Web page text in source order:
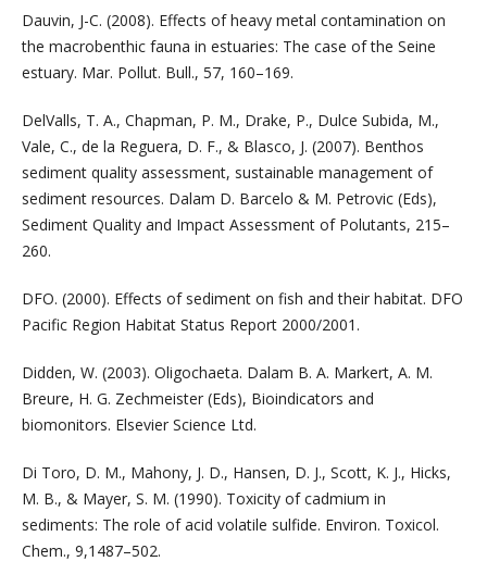
Dauvin, J-C. (2008). Effects of heavy metal contamination on
the macrobenthic fauna in estuaries: The case of the Seine
estuary. Mar. Pollut. Bull., 57, 160–169.
DelValls, T. A., Chapman, P. M., Drake, P., Dulce Subida, M.,
Vale, C., de la Reguera, D. F., & Blasco, J. (2007). Benthos
sediment quality assessment, sustainable management of
sediment resources. Dalam D. Barcelo & M. Petrovic (Eds),
Sediment Quality and Impact Assessment of Polutants, 215–
260.
DFO. (2000). Effects of sediment on fish and their habitat. DFO
Pacific Region Habitat Status Report 2000/2001.
Didden, W. (2003). Oligochaeta. Dalam B. A. Markert, A. M.
Breure, H. G. Zechmeister (Eds), Bioindicators and
biomonitors. Elsevier Science Ltd.
Di Toro, D. M., Mahony, J. D., Hansen, D. J., Scott, K. J., Hicks,
M. B., & Mayer, S. M. (1990). Toxicity of cadmium in
sediments: The role of acid volatile sulfide. Environ. Toxicol.
Chem., 9,1487–502.